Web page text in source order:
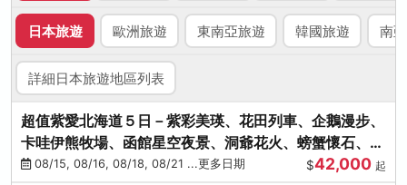
日本旅遊 歐洲旅遊 東南亞旅遊 韓國旅遊 南
詳細日本旅遊地區列表
超值紫愛北海道５日－紫彩美瑛、花田列車、企鵝漫步、
卡哇伊熊牧場、函館星空夜景、洞爺花火、螃蟹懷石、啤
酒暢飲
08/15, 08/16, 08/18, 08/21 ...更多日期 $42,000 起